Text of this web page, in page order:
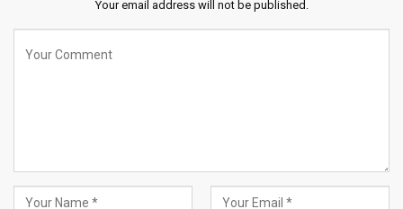
Your email address will not be published.